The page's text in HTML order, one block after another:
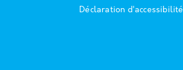
École élémentaire EYDOUX
Déclaration d'accessibilité